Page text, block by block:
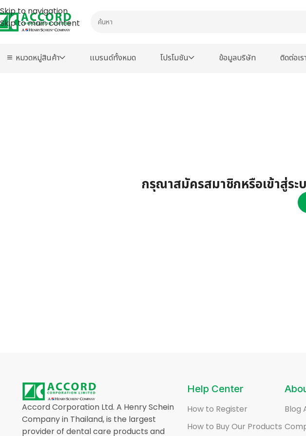
Skip to navigation
Skip to main content
หมวดหมู่สินค้า เเบรนด์ทั้งหมด โปรโมชัน ข้อมูลบริษัท ติดต่อเรา
กรุณาสมัครสมาชิกหรือเข้าสู่ระ
Accord Corporation Ltd. A Henry Schein
Company in Thailand, is the largest
provider of dental care products and
Help Center
How to Register
How to Buy Our Products
Blog